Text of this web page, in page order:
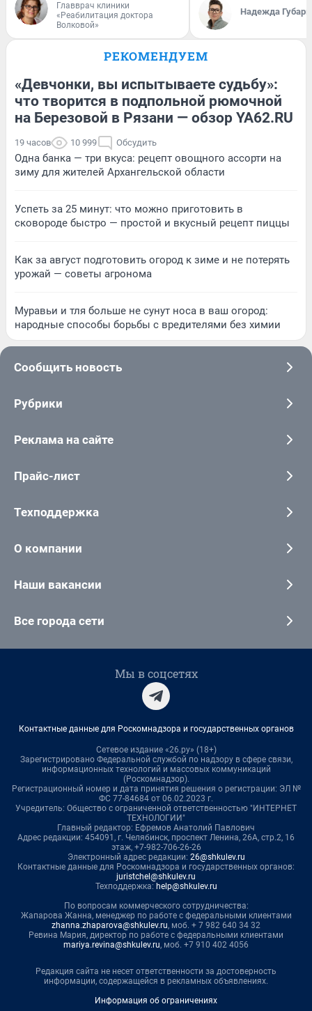
Главврач клиники
«Реабилитация доктора
Волковой»
Надежда Губарь
РЕКОМЕНДУЕМ
«Девчонки, вы испытываете судьбу»:
что творится в подпольной рюмочной
на Березовой в Рязани — обзор YA62.RU
19 часов 10 999 Обсудить
Одна банка — три вкуса: рецепт овощного ассорти на
зиму для жителей Архангельской области
Успеть за 25 минут: что можно приготовить в
сковороде быстро — простой и вкусный рецепт пиццы
Как за август подготовить огород к зиме и не потерять
урожай — советы агронома
Муравьи и тля больше не сунут носа в ваш огород:
народные способы борьбы с вредителями без химии
Сообщить новость
Рубрики
Реклама на сайте
Прайс-лист
Техподдержка
О компании
Наши вакансии
Все города сети
Мы в соцсетях
Контактные данные для Роскомнадзора и государственных органов
Сетевое издание «26.ру» (18+)
Зарегистрировано Федеральной службой по надзору в сфере связи,
информационных технологий и массовых коммуникаций
(Роскомнадзор).
Регистрационный номер и дата принятия решения о регистрации: ЭЛ №
ФС 77-84684 от 06.02.2023 г.
Учредитель: Общество с ограниченной ответственностью "ИНТЕРНЕТ
ТЕХНОЛОГИИ"
Главный редактор: Ефремов Анатолий Павлович
Адрес редакции: 454091, г. Челябинск, проспект Ленина, 26А, стр.2, 16
этаж, +7-982-706-26-26
Электронный адрес редакции: 26@shkulev.ru
Контактные данные для Роскомнадзора и государственных органов:
juristchel@shkulev.ru
Техподдержка: help@shkulev.ru
По вопросам коммерческого сотрудничества:
Жапарова Жанна, менеджер по работе с федеральными клиентами
zhanna.zhaparova@shkulev.ru, моб. + 7 982 640 34 32
Ревина Мария, директор по работе с федеральными клиентами
mariya.revina@shkulev.ru, моб. +7 910 402 4056
Редакция сайта не несет ответственности за достоверность
информации, содержащейся в рекламных объявлениях.
Информация об ограничениях